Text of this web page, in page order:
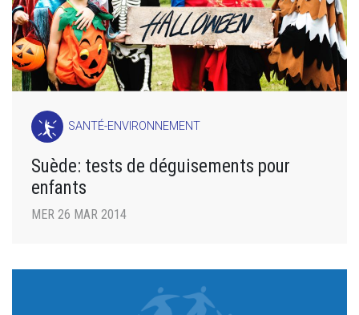
SANTÉ-ENVIRONNEMENT
Suède: tests de déguisements pour
enfants
MER 26 MAR 2014